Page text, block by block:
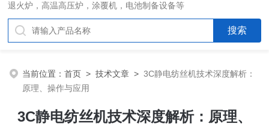
退火炉，高温高压炉，涂覆机，电池制备设备等
当前位置：首页 >技术文章 >3C静电纺丝机技术深度解析：
原理、操作与应用
3C静电纺丝机技术深度解析：原理、